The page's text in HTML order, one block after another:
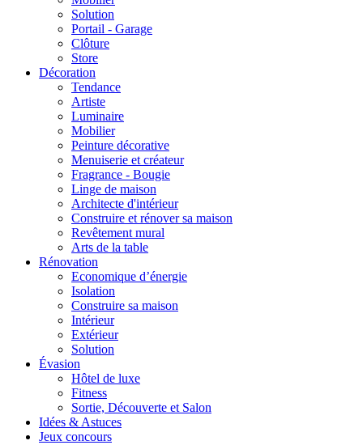
Solution
Portail - Garage
Clôture
Store
Décoration
Tendance
Artiste
Luminaire
Mobilier
Peinture décorative
Menuiserie et créateur
Fragrance - Bougie
Linge de maison
Architecte d'intérieur
Construire et rénover sa maison
Revêtement mural
Arts de la table
Rénovation
Economique d’énergie
Isolation
Construire sa maison
Intérieur
Extérieur
Solution
Évasion
Hôtel de luxe
Fitness
Sortie, Découverte et Salon
Idées & Astuces
Jeux concours